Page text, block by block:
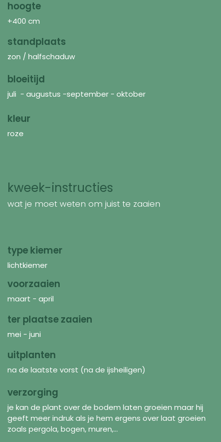
hoogte
+400 cm
standplaats
zon / halfschaduw
bloeitijd
juli - augustus -september - oktober
kleur
roze
kweek-instructies
wat je moet weten om juist te zaaien
type kiemer
lichtkiemer
voorzaaien
maart - april
ter plaatse zaaien
mei - juni
uitplanten
na de laatste vorst (na de ijsheiligen)
verzorging
je kan de plant over de bodem laten groeien maar hij
geeft meer indruk als je hem ergens over laat groeien
zoals pergola, bogen, muren,...